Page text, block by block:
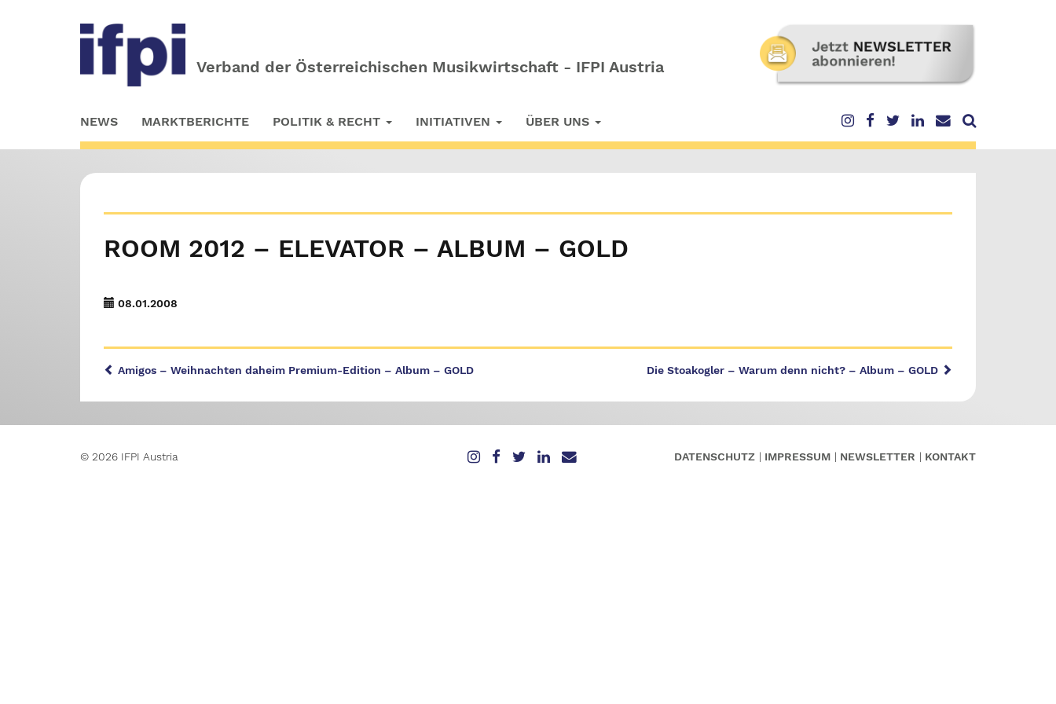
Verband der Österreichischen Musikwirtschaft - IFPI Austria
to
main
NEWS MARKTBERICHTE POLITIK & RECHT INITIATIVEN ÜBER UNS
ROOM 2012 – ELEVATOR – ALBUM – GOLD
08.01.2008
Die Stoakogler – Warum denn nicht? – Album – GOLD
Amigos – Weihnachten daheim Premium-Edition – Album – GOLD
© 2026 IFPI Austria DATENSCHUTZ IMPRESSUM NEWSLETTER KONTAKT